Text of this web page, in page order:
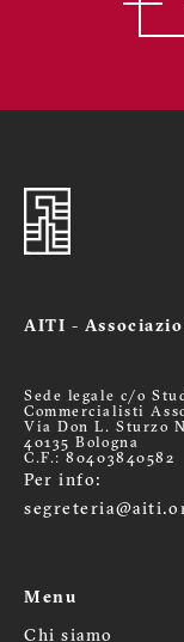
AITI -
Sede legale c/o
Commercialisti
Via Don L. Sturzo
40135 Bologna
C.F.: 80403840582
Per info:
Menu
Chi siamo